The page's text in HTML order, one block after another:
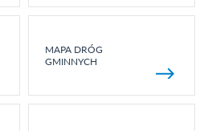
MAPA DRÓG
GMINNYCH